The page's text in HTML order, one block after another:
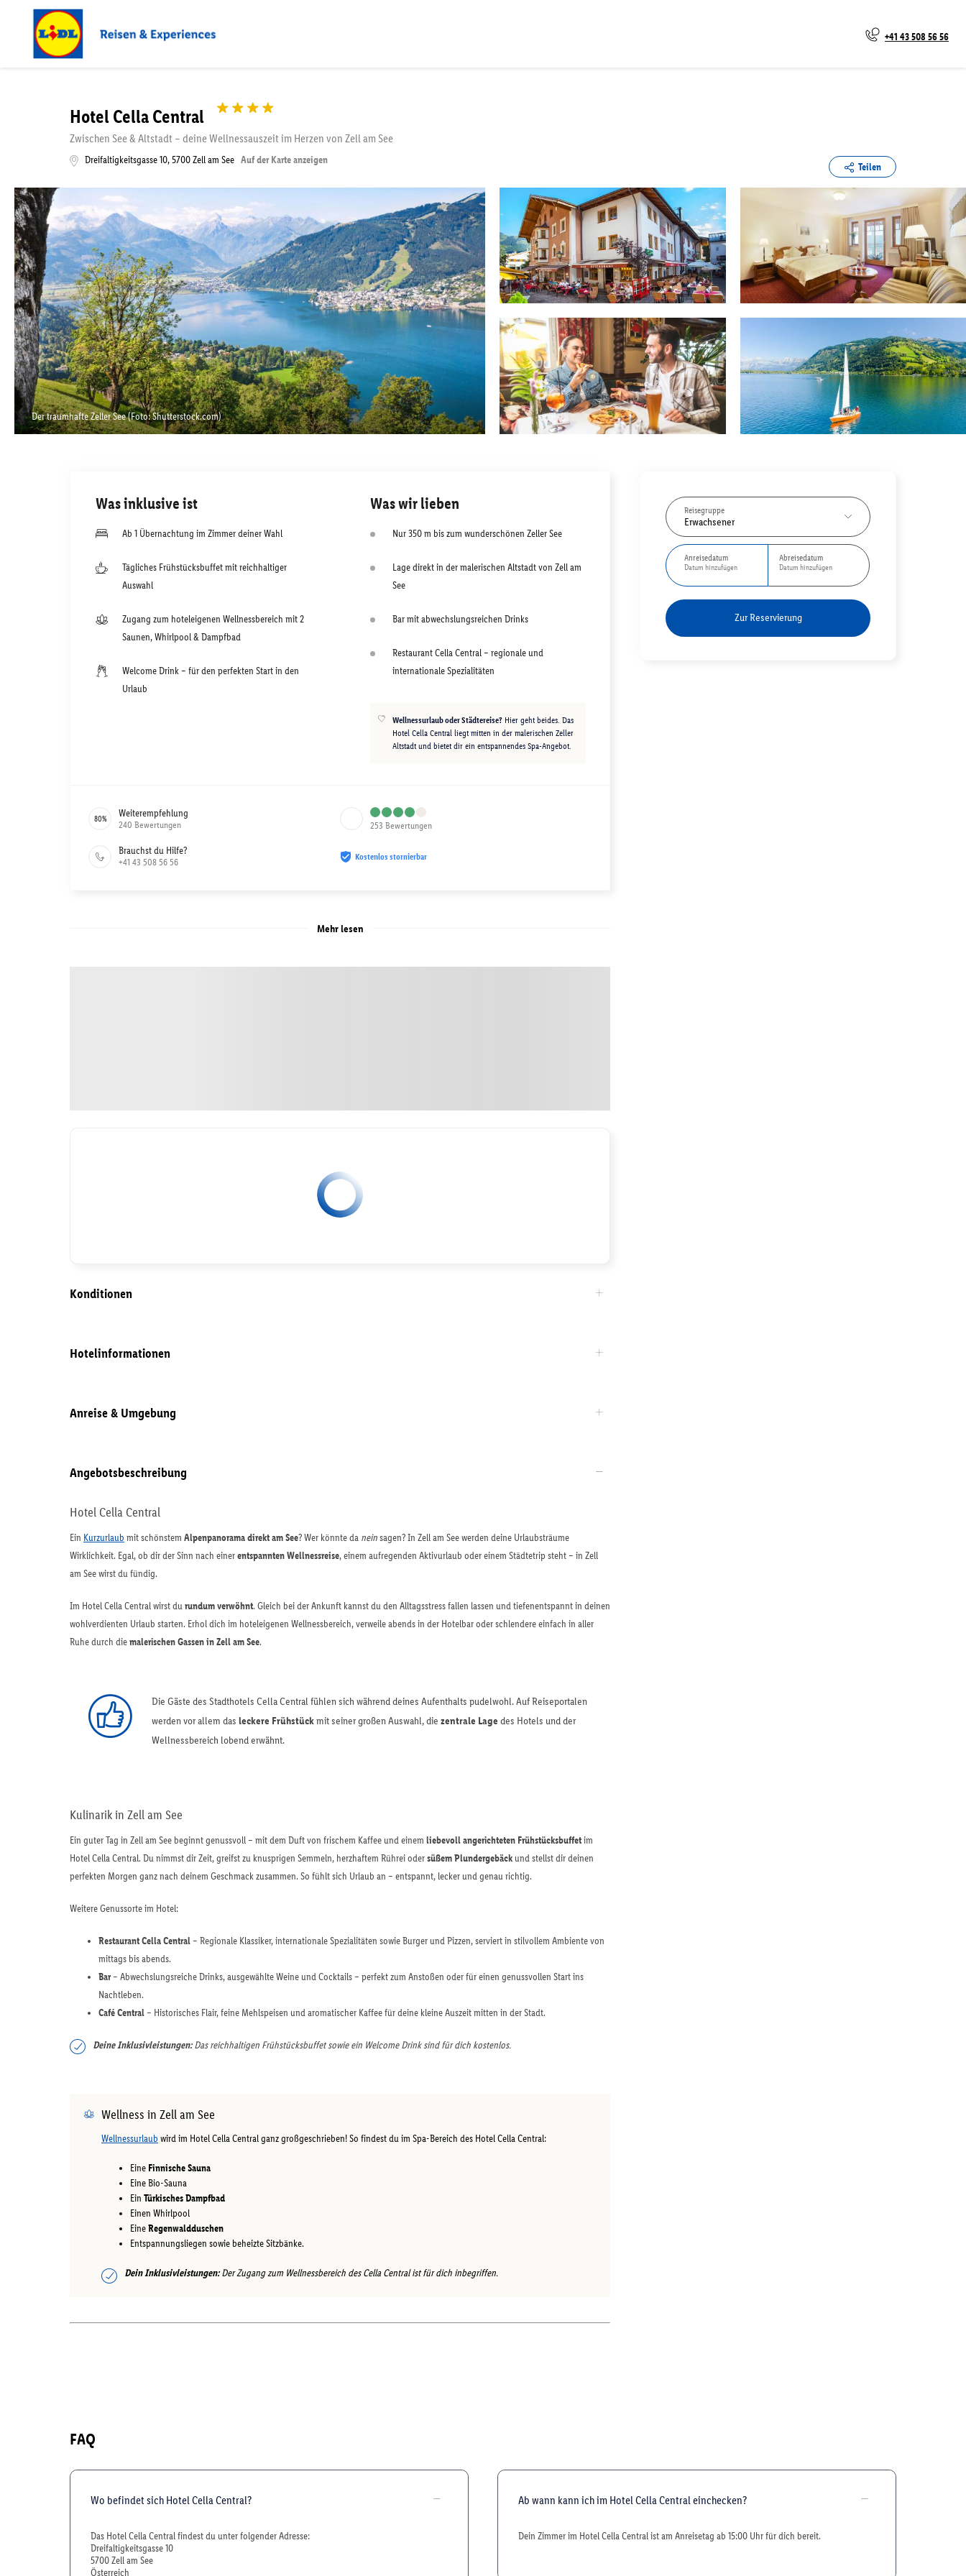
+41 43 508 56 56
Hotel Cella Central
Zwischen See & Altstadt – deine Wellnessauszeit im Herzen von Zell am See
Dreifaltigkeitsgasse 10,5700Zell am See Auf der Karte anzeigen
Teilen
Der traumhafte Zeller See (Foto: Shutterstock.com)
Reisegruppe
Erwachsener
Anreisedatum
Datum hinzufügen
Abreisedatum
Datum hinzufügen
Zur Reservierung
Was inklusive ist
Ab 1 Übernachtung im Zimmer deiner Wahl
Tägliches Frühstücksbuffet mit reichhaltiger
Auswahl
Zugang zum hoteleigenen Wellnessbereich mit 2
Saunen, Whirlpool & Dampfbad
Welcome Drink – für den perfekten Start in den
Urlaub
Was wir lieben
Nur 350 m bis zum wunderschönen Zeller See
Lage direkt in der malerischen Altstadt von Zell am
See
Bar mit abwechslungsreichen Drinks
Restaurant Cella Central – regionale und
internationale Spezialitäten
Wellnessurlaub oder Städtereise? Hier geht beides. Das
Hotel Cella Central liegt mitten in der malerischen Zeller
Altstadt und bietet dir ein entspannendes Spa-Angebot.
80% Weiterempfehlung
240 Bewertungen 253 Bewertungen
Brauchst du Hilfe?
+41 43 508 56 56 Kostenlos stornierbar
Mehr lesen
Konditionen
Hotelinformationen
Anreise & Umgebung
Angebotsbeschreibung
Hotel Cella Central
Ein Kurzurlaub mit schönstem Alpenpanorama direkt am See? Wer könnte da neinsagen? In Zell am See werden deine Urlaubsträume
Wirklichkeit. Egal, ob dir der Sinn nach einerentspannten Wellnessreise, einem aufregenden Aktivurlaub oder einem Städtetrip steht – in Zell
am See wirst du fündig.
Im Hotel Cella Central wirst durundum verwöhnt. Gleich bei der Ankunft kannst du den Alltagsstress fallen lassen und tiefenentspannt in deinen
wohlverdienten Urlaub starten. Erhol dich im hoteleigenen Wellnessbereich, verweile abends in der Hotelbar oder schlendere einfach in aller
Ruhe durch diemalerischen Gassen in Zell am See.
Die Gäste des Stadthotels Cella Central fühlen sich während deines Aufenthalts pudelwohl. Auf Reiseportalen
werden vor allem das leckere Frühstückmit seiner großen Auswahl, die zentrale Lage des Hotels und der
Wellnessbereich lobend erwähnt.
Kulinarik in Zell am See
Ein guter Tag in Zell am See beginnt genussvoll – mit dem Duft von frischem Kaffee und einem liebevoll angerichteten Frühstücksbuffetim
Hotel Cella Central. Du nimmst dir Zeit, greifst zu knusprigen Semmeln, herzhaftem Rührei odersüßem Plundergebäck und stellst dir deinen
perfekten Morgen ganz nach deinem Geschmack zusammen. So fühlt sich Urlaub an – entspannt, lecker und genau richtig.
Weitere Genussorte im Hotel:
Restaurant Cella Central – Regionale Klassiker, internationale Spezialitäten sowie Burger und Pizzen, serviert in stilvollem Ambiente von
mittags bis abends.
Bar– Abwechslungsreiche Drinks, ausgewählte Weine und Cocktails – perfekt zum Anstoßen oder für einen genussvollen Start ins
Nachtleben.
Café Central – Historisches Flair, feine Mehlspeisen und aromatischer Kaffee für deine kleine Auszeit mitten in der Stadt.
Deine Inklusivleistungen:Das reichhaltigen Frühstücksbuffet sowie ein Welcome Drink sind für dich kostenlos.
Wellness in Zell am See
Wellnessurlaub wird im Hotel Cella Central ganz großgeschrieben! So findest du im Spa-Bereich des Hotel Cella Central:
Eine Finnische Sauna
Eine Bio-Sauna
Ein Türkisches Dampfbad
Einen Whirlpool
EineRegenwaldduschen
Entspannungsliegen sowie beheizte Sitzbänke.
Dein Inklusivleistungen:Der Zugang zum Wellnessbereich des Cella Central ist für dich inbegriffen.
FAQ
Wo befindet sich Hotel Cella Central?
Das Hotel Cella Central findest du unter folgender Adresse:
Dreifaltigkeitsgasse 10
5700 Zell am See
Österreich
Ab wann kann ich im Hotel Cella Central einchecken?
Dein Zimmer im Hotel Cella Central ist am Anreisetag ab 15:00 Uhr für dich bereit.